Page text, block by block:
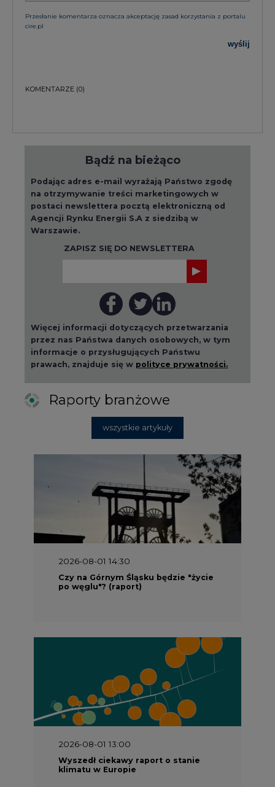
Przesłanie komentarza oznacza akceptację zasad korzystania z portalu
cire.pl
wyślij
KOMENTARZE (0)
Bądź na bieżąco
Podając adres e-mail wyrażają Państwo zgodę
na otrzymywanie treści marketingowych w
postaci newslettera pocztą elektroniczną od
Agencji Rynku Energii S.A z siedzibą w
Warszawie.
ZAPISZ SIĘ DO NEWSLETTERA
Więcej informacji dotyczących przetwarzania
przez nas Państwa danych osobowych, w tym
informacje o przysługujących Państwu
prawach, znajduje się w polityce prywatności.
Raporty branżowe
wszystkie artykuły
2026-08-01 14:30
Czy na Górnym Śląsku będzie "życie
po węglu"? (raport)
2026-08-01 13:00
Wyszedł ciekawy raport o stanie
klimatu w Europie